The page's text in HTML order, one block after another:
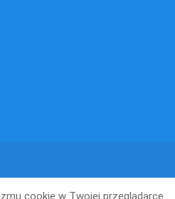
cookie w Twojej przeglądarce.